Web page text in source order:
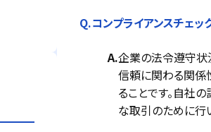
Q.コンプライアンスチェッ
A.企業の法令遵守状
信頼に関わる関係
ることです。自社
な取引のために行